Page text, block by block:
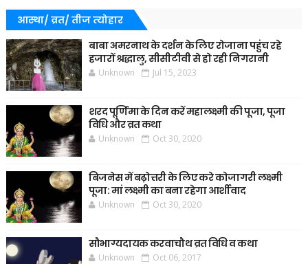
आस्था/ व्रत/ तीज त्‍योहार
बाबा अमरनाथ के दर्शन के लिए रोजाना पहुंच रहे
हजारों श्रद्धालु, सीसीटीवी से हो रही निगरानी
Unknown Jul 15, 2023
शरद पूर्णिमा के दिन करें महालक्ष्मी की पूजा, पूजा
विधि और व्रत कथा
Unknown Oct 30, 2020
बिजनेस में बढ़ोत्तरी के लिए करे कोजागरी लक्ष्मी
पूजा: मां लक्ष्मी का बना रहेगा आर्शीवाद
Unknown Oct 30, 2020
सौभाग्यदायक करवाचौथ व्रत विधि व कथा
Unknown Oct 06, 2017